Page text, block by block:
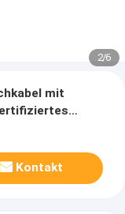
2/6
mit
Kontakt